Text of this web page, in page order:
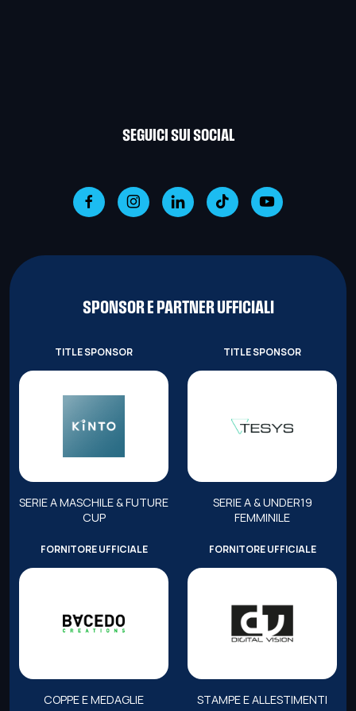
SEGUICI SUI SOCIAL
SPONSOR E PARTNER UFFICIALI
TITLE SPONSOR
SERIE A MASCHILE & FUTURE
CUP
TITLE SPONSOR
SERIE A & UNDER19
FEMMINILE
FORNITORE UFFICIALE
COPPE E MEDAGLIE
FORNITORE UFFICIALE
STAMPE E ALLESTIMENTI